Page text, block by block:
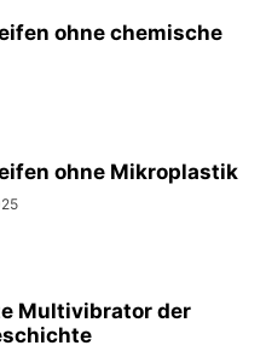
ohne chemische
ohne Mikroplastik
Multivibrator der